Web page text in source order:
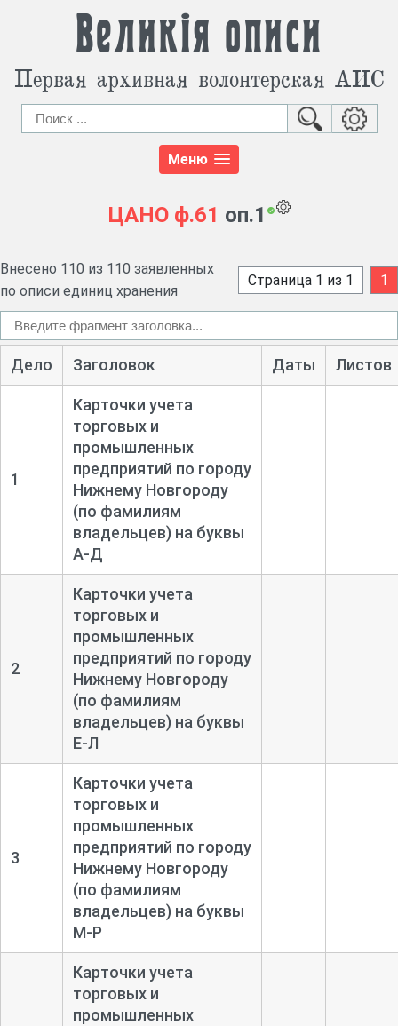
Великія описи
Первая архивная волонтерская АИС
Меню
ЦАНО ф.61 оп.1
Внесено 110 из 110 заявленных
по описи единиц хранения
Страница 1 из 1 1
Дело Заголовок Даты Листов
1
Карточки учета
торговых и
промышленных
предприятий по городу
Нижнему Новгороду
(по фамилиям
владельцев) на буквы
А-Д
2
Карточки учета
торговых и
промышленных
предприятий по городу
Нижнему Новгороду
(по фамилиям
владельцев) на буквы
Е-Л
3
Карточки учета
торговых и
промышленных
предприятий по городу
Нижнему Новгороду
(по фамилиям
владельцев) на буквы
М-Р
Карточки учета
торговых и
промышленных